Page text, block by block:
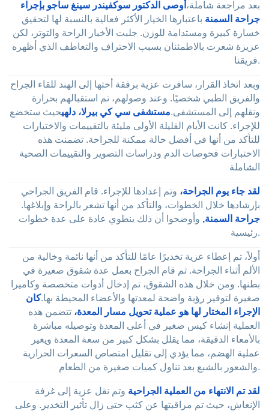
بعد مراجعة شاملة، أوصى الدكتور سوكفيندر سينغ ساجو بإجراء
جراحة السمنة باعتبارها الخيار الأكثر فعالية بالنسبة لها لتحقيق
خسارة كبيرة ومستدامة للوزن. جلبت الأخبار الراحة والتوتر، لكن
عزيزة شعرت بالاطمئنان بسبب الاحتراف والتعاطف الذي أظهره
فريقنا.
وبعد اتخاذ القرار، سافرت عزية برفقة أختها إلى الهند للقاء الجراح
والفريق الطبي شخصيًا. وعند وصولهم، تم استقبالهم بحرارة
ونقلهم إلى المستشفى.مستشفى سي كي بيرلا، دلهيحيث ستخضع
للإجراء. كانت الأيام القليلة الأولى مليئة بالتقييمات والاختبارات
للتأكد من أنها في أفضل حالة ممكنة للجراحة. تضمنت هذه
الاختبارات فحوصات الدم ودراسات التصوير والتقييمات الصحية
الشاملة
لقد جاء يوم الجراحة، وتم إعدادها للإجراء. قام الفريق الجراحي
بإرشادها خلال الخطوات، والتأكد من أنها تشعر بالراحة وإبلاغها.
جراحة السمنة, وأوضحوا أن ذلك ينطوي عادة على عدة خطوات
رئيسية.
أولاً، تم إعطاء عزية تخديرًا عامًا للتأكد من أنها نائمة وخالية من
الألم أثناء الجراحة. ثم قام الجراح بعمل عدة شقوق صغيرة في
بطنها. ومن خلال هذه الشقوق، تم إدخال أدوات متخصصة وكاميرا
صغيرة لتوفير رؤية واضحة لمعدتها والأعضاء المحيطة بها.كان
الإجراء المختار لها هو عملية تحويل مسار المعدة، تتضمن هذه
العملية إنشاء كيس صغير في أعلى المعدة وتوصيله مباشرة
بالأمعاء الدقيقة، مما يقلل بشكل كبير من سعة المعدة ويغير
عملية الهضم، مما يؤدي إلى تقليل امتصاص السعرات الحرارية
والشعور بالشبع بعد تناول كميات صغيرة من الطعام.
لقد تم الانتهاء من العملية الجراحية وتم نقل عزية إلى غرفة
الإنعاش، حيث تم مراقبتها عن كثب حتى زال تأثير التخدير. وعلى